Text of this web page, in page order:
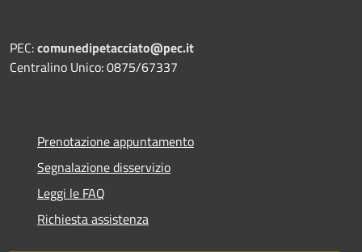
PEC:comunedipetacciato@pec.it
Centralino Unico: 0875/67337
Prenotazione appuntamento
Segnalazione disservizio
Leggi le FAQ
Richiesta assistenza